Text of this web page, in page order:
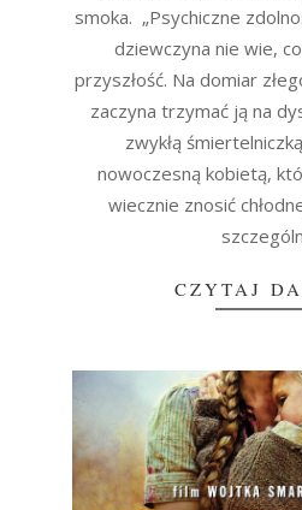
smoka. „Psychiczne
dziewczyna nie wie,
przyszłość. Na domiar
zaczyna trzymać ją na
zwykłą
nowoczesną kobietą,
wiecznie znosić
CZYTAJ